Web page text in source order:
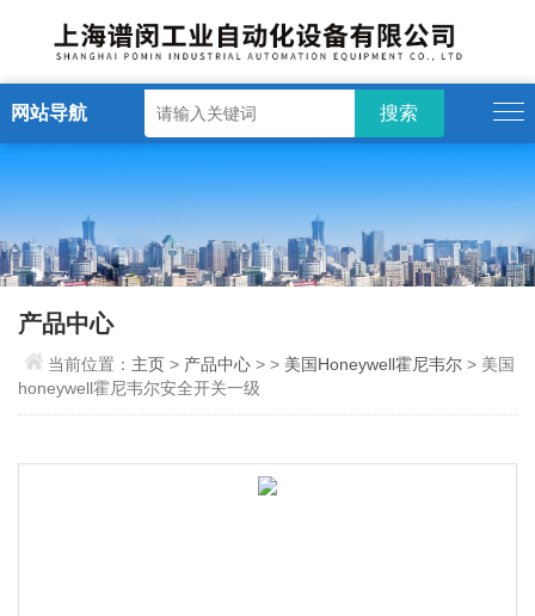
网站导航
产品中心
当前位置： 主页> 产品中心 > > 美国Honeywell霍尼韦尔 > 美国
honeywell霍尼韦尔安全开关一级